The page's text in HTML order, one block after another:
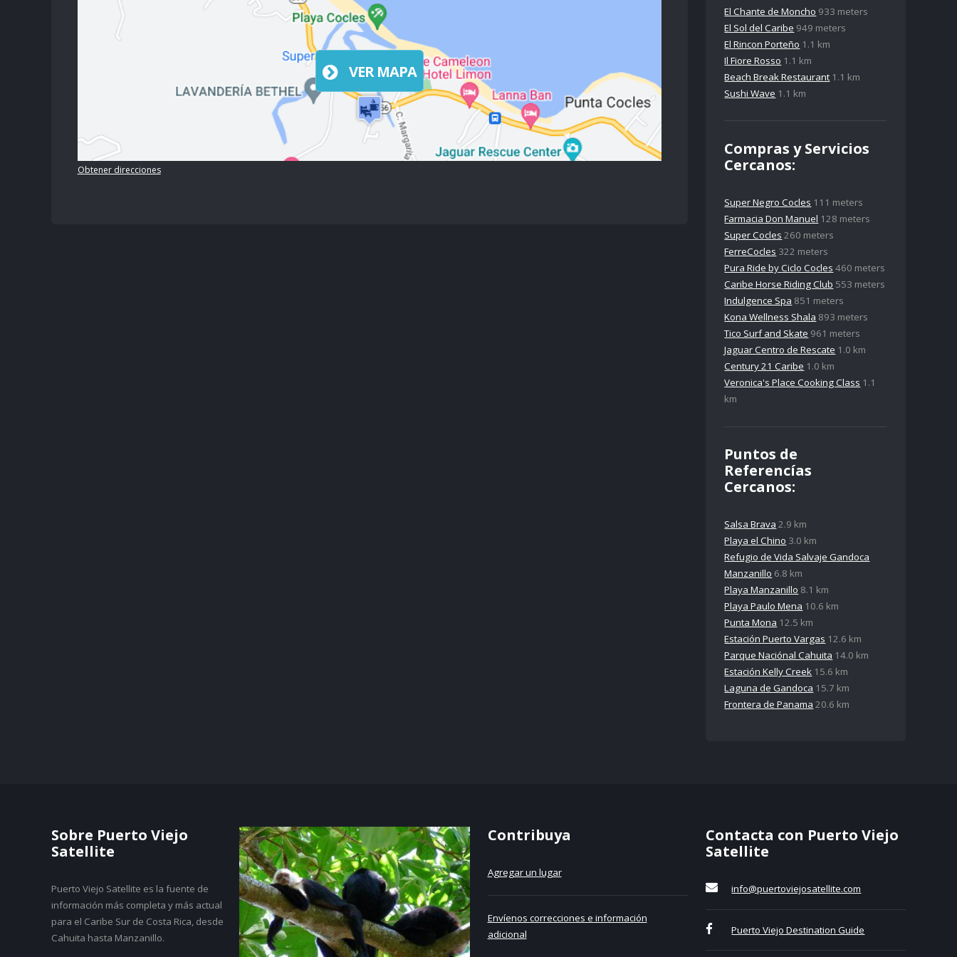
VER MAPA
Obtener direcciones
El Chante de Moncho 933 meters
El Sol del Caribe 949 meters
El Rincon Porteño 1.1 km
Il Fiore Rosso 1.1 km
Beach Break Restaurant 1.1 km
Sushi Wave 1.1 km
Compras y Servicios
Cercanos:
Super Negro Cocles 111 meters
Farmacia Don Manuel 128 meters
Super Cocles 260 meters
FerreCocles 322 meters
Pura Ride by Ciclo Cocles 460 meters
Caribe Horse Riding Club 553 meters
Indulgence Spa 851 meters
Kona Wellness Shala 893 meters
Tico Surf and Skate 961 meters
Jaguar Centro de Rescate 1.0 km
Century 21 Caribe 1.0 km
Veronica's Place Cooking Class 1.1
km
Puntos de
Referencías
Cercanos:
Salsa Brava 2.9 km
Playa el Chino 3.0 km
Refugio de Vida Salvaje Gandoca
Manzanillo 6.8 km
Playa Manzanillo 8.1 km
Playa Paulo Mena 10.6 km
Punta Mona 12.5 km
Estación Puerto Vargas 12.6 km
Parque Naciónal Cahuita 14.0 km
Estación Kelly Creek 15.6 km
Laguna de Gandoca 15.7 km
Frontera de Panama 20.6 km
Sobre Puerto Viejo
Satellite
Puerto Viejo Satellite es la fuente de
información más completa y más actual
para el Caribe Sur de Costa Rica, desde
Cahuita hasta Manzanillo.
Contribuya
Agregar un lugar
Envíenos correcciones e información
adicional
Contacta con Puerto Viejo
Satellite
info@puertoviejosatellite.com
Puerto Viejo Destination Guide